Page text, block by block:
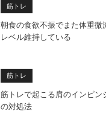
筋トレ
朝食の食欲不振でまた体重微
レベル維持している
筋トレ
筋トレで起こる肩のインピン
の対処法